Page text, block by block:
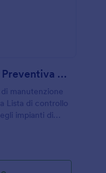
Modulo Di Manutenzione Preventiva HVAC
manutenzione
Lista di controllo
impianti di